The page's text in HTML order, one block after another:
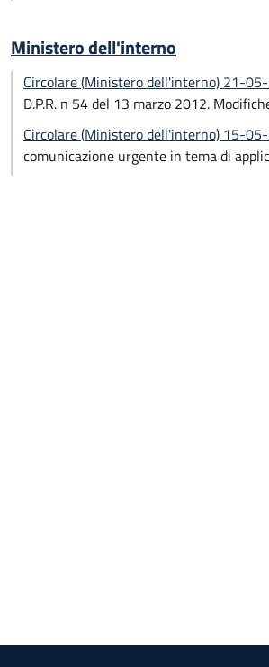
Ministero dell'interno
Circolare (Ministero dell'interno) 21-
D.P.R. n 54 del 13 marzo 2012.
Circolare (Ministero dell'interno) 15-
comunicazione urgente in tema di